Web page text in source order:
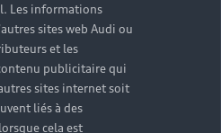
auto-entrepreneur,
peuvent opter pour
De nombreuses offres
de votre véhicule
dans ce financement.
s’occupe de l’entretien et
Les informations
sites web Audi ou
et les
publicitaire qui
sites internet soit
liés à des
cela est